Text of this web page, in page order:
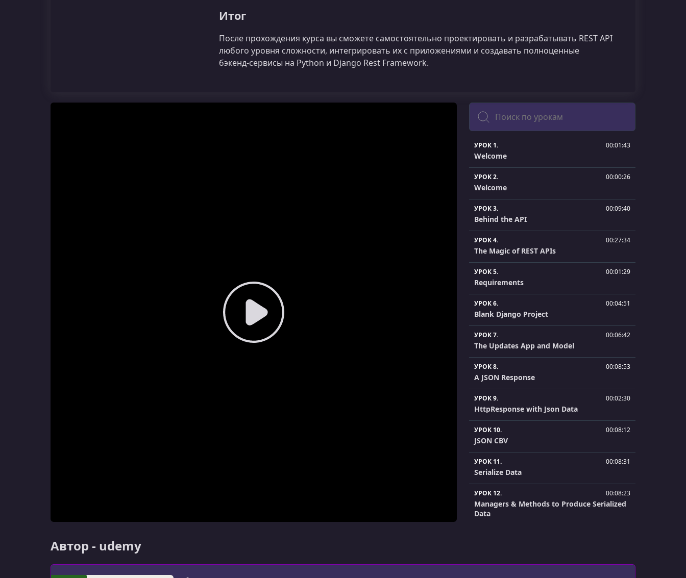
Итог
После прохождения курса вы сможете самостоятельно проектировать и разрабатывать REST API
любого уровня сложности, интегрировать их с приложениями и создавать полноценные
бэкенд‑сервисы на Python и Django Rest Framework.
Поиск
УРОК 1. 00:01:43
Welcome
УРОК 2. 00:00:26
Welcome
УРОК 3. 00:09:40
Behind the API
УРОК 4. 00:27:34
The Magic of REST APIs
УРОК 5. 00:01:29
Requirements
УРОК 6. 00:04:51
Blank Django Project
УРОК 7. 00:06:42
The Updates App and Model
УРОК 8. 00:08:53
A JSON Response
УРОК 9. 00:02:30
HttpResponse with Json Data
УРОК 10. 00:08:12
JSON CBV
УРОК 11. 00:08:31
Serialize Data
УРОК 12. 00:08:23
Managers & Methods to Produce Serialized
Data
УРОК 14. 00:08:07
Автор - udemy